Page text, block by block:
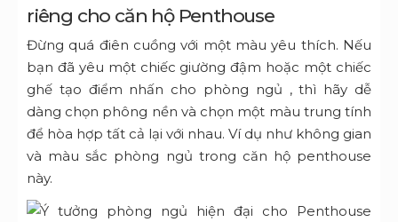
riêng cho căn hộ Penthouse
Đừng quá điên cuồng với một màu yêu thích. Nếu
bạn đã yêu một chiếc giường đậm hoặc một chiếc
ghế tạo điểm nhấn cho phòng ngủ , thì hãy dễ
dàng chọn phông nền và chọn một màu trung tính
để hòa hợp tất cả lại với nhau. Ví dụ như không gian
và màu sắc phòng ngủ trong căn hộ penthouse
này.